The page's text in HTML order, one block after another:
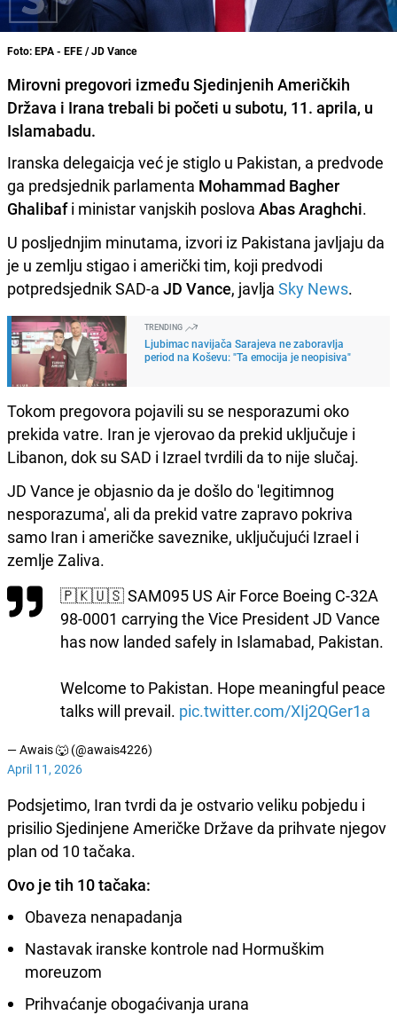
Foto: EPA - EFE / JD Vance
Mirovni pregovori između Sjedinjenih Američkih
Država i Irana trebali bi početi u subotu, 11. aprila, u
Islamabadu.
Iranska delegaicja već je stiglo u Pakistan, a predvode
ga predsjednik parlamenta Mohammad Bagher
Ghalibafi ministar vanjskih poslova Abas Araghchi.
U posljednjim minutama, izvori iz Pakistana javljaju da
je u zemlju stigao i američki tim, koji predvodi
potpredsjednik SAD-a JD Vance, javlja Sky News.
TRENDING
Ljubimac navijača Sarajeva ne zaboravlja
period na Koševu: "Ta emocija je neopisiva"
Tokom pregovora pojavili su se nesporazumi oko
prekida vatre. Iran je vjerovao da prekid uključuje i
Libanon, dok su SAD i Izrael tvrdili da to nije slučaj.
JD Vance je objasnio da je došlo do 'legitimnog
nesporazuma', ali da prekid vatre zapravo pokriva
samo Iran i američke saveznike, uključujući Izrael i
zemlje Zaliva.
🇵🇰🇺🇸 SAM095 US Air Force Boeing C-32A
98-0001 carrying the Vice President JD Vance
has now landed safely in Islamabad, Pakistan.
Welcome to Pakistan. Hope meaningful peace
talks will prevail. pic.twitter.com/XIj2QGer1a
— Awais 🐺 (@awais4226)
April 11, 2026
Podsjetimo, Iran tvrdi da je ostvario veliku pobjedu i
prisilio Sjedinjene Američke Države da prihvate njegov
plan od 10 tačaka.
Ovo je tih 10 tačaka:
Obaveza nenapadanja
Nastavak iranske kontrole nad Hormuškim
moreuzom
Prihvaćanje obogaćivanja urana